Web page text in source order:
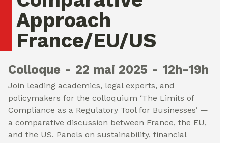
Approach
France/EU/US
Colloque 22 mai 2025 12h-19h
Join leading academics, legal experts, and
policymakers for the colloquium ‘The Limits of
Compliance as a Regulatory Tool for Businesses’ —
a comparative discussion between France, the EU,
and the US. Panels on sustainability, financial